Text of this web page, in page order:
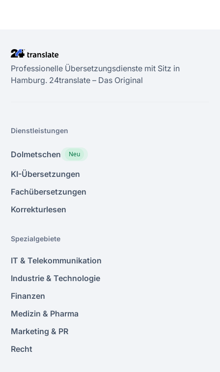
Professionelle Übersetzungsdienste mit Sitz in
Hamburg. 24transIate – Das Original
Dienstleistungen
Dolmetschen Neu
KI-Übersetzungen
Fachübersetzungen
Korrekturlesen
Spezialgebiete
IT & Telekommunikation
Industrie & Technologie
Finanzen
Medizin & Pharma
Marketing & PR
Recht